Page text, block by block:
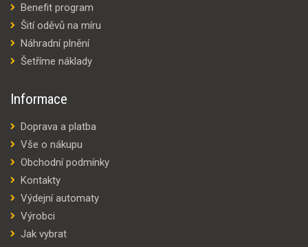
Benefit program
Šití oděvů na míru
Náhradní plnění
Šetříme náklady
Informace
Doprava a platba
Vše o nákupu
Obchodní podmínky
Kontakty
Výdejní automaty
Výrobci
Jak vybrat